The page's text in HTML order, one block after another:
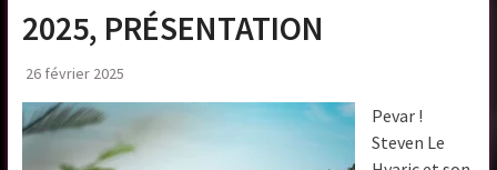
2025, PRÉSENTATION
26 février 2025
Pevar !
Steven Le